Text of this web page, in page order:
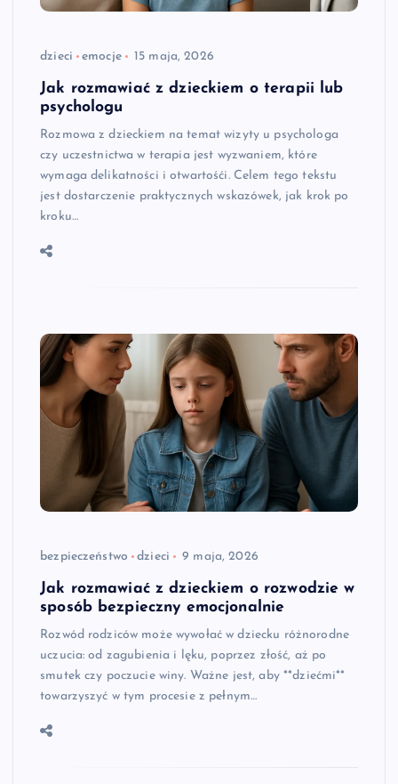
dzieci emocje 15 maja, 2026
Jak rozmawiać z dzieckiem o terapii lub
psychologu
Rozmowa z dzieckiem na temat wizyty u psychologa
czy uczestnictwa w terapia jest wyzwaniem, które
wymaga delikatności i otwartośći. Celem tego tekstu
jest dostarczenie praktycznych wskazówek, jak krok po
kroku…
bezpieczeństwo dzieci 9 maja, 2026
Jak rozmawiać z dzieckiem o rozwodzie w
sposób bezpieczny emocjonalnie
Rozwód rodziców może wywołać w dziecku różnorodne
uczucia: od zagubienia i lęku, poprzez złość, aż po
smutek czy poczucie winy. Ważne jest, aby **dziećmi**
towarzyszyć w tym procesie z pełnym…